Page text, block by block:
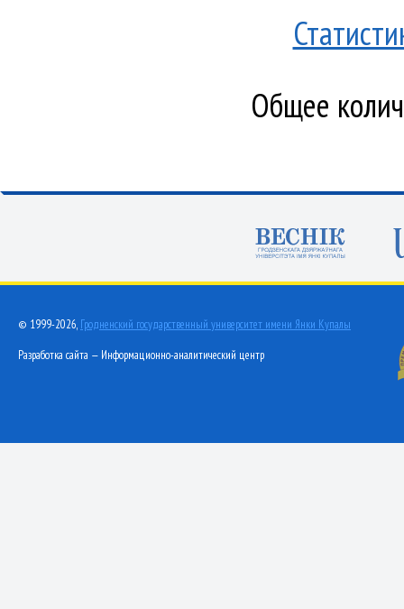
Общее
© 1999-2026, Гродненский государственный университет имени Янки Купалы
Разработка сайта — Информационно-аналитический центр